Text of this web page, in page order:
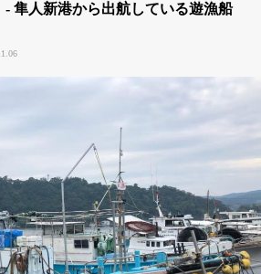
隼人新港から出航している遊漁船